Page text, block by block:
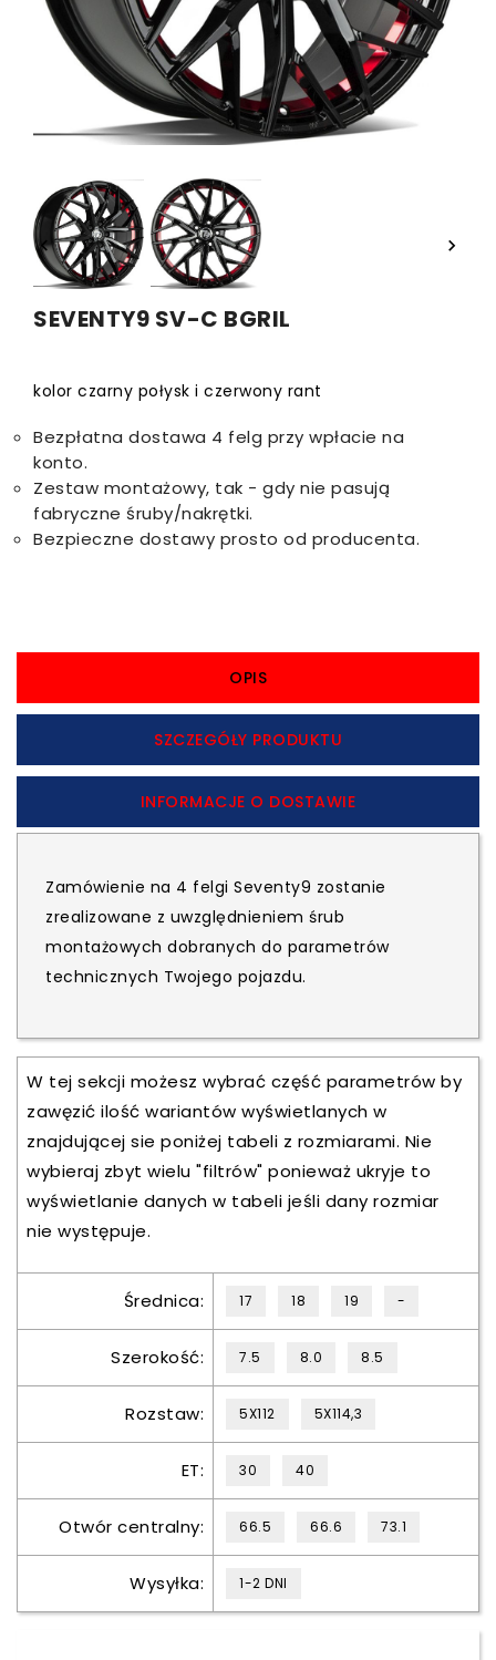
 
SEVENTY9 SV-C BGRIL
kolor czarny połysk i czerwony rant
Bezpłatna dostawa 4 felg przy wpłacie na
konto.
Zestaw montażowy, tak - gdy nie pasują
fabryczne śruby/nakrętki.
Bezpieczne dostawy prosto od producenta.
OPIS
SZCZEGÓŁY PRODUKTU
INFORMACJE O DOSTAWIE
Zamówienie na 4 felgi Seventy9 zostanie
zrealizowane z uwzględnieniem śrub
montażowych dobranych do parametrów
technicznych Twojego pojazdu.
W tej sekcji możesz wybrać część parametrów by
zawęzić ilość wariantów wyświetlanych w
znajdującej sie poniżej tabeli z rozmiarami. Nie
wybieraj zbyt wielu "filtrów" ponieważ ukryje to
wyświetlanie danych w tabeli jeśli dany rozmiar
nie występuje.
Średnica: 17 18 19 -
Szerokość: 7.5 8.0 8.5
Rozstaw: 5X112 5X114,3
ET: 30 40
Otwór centralny: 66.5 66.6 73.1
Wysyłka: 1-2 DNI